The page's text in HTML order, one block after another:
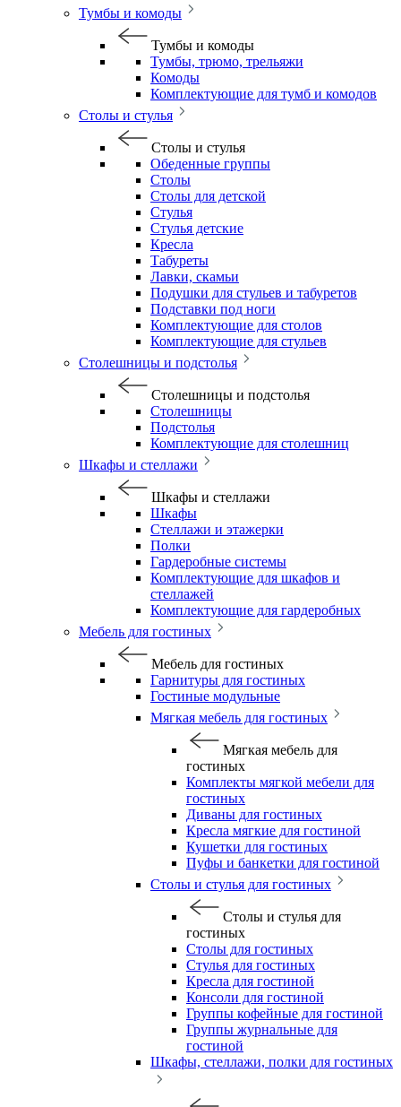
Тумбы и комоды
Тумбы и комоды
Тумбы, трюмо, трельяжи
Комоды
Комплектующие для тумб и комодов
Столы и стулья
Столы и стулья
Обеденные группы
Столы
Столы для детской
Стулья
Стулья детские
Кресла
Табуреты
Лавки, скамьи
Подушки для стульев и табуретов
Подставки под ноги
Комплектующие для столов
Комплектующие для стульев
Столешницы и подстолья
Столешницы и подстолья
Столешницы
Подстолья
Комплектующие для столешниц
Шкафы и стеллажи
Шкафы и стеллажи
Шкафы
Стеллажи и этажерки
Полки
Гардеробные системы
Комплектующие для шкафов и
стеллажей
Комплектующие для гардеробных
Мебель для гостиных
Мебель для гостиных
Гарнитуры для гостиных
Гостиные модульные
Мягкая мебель для гостиных
Мягкая мебель для
гостиных
Комплекты мягкой мебели для
гостиных
Диваны для гостиных
Кресла мягкие для гостиной
Кушетки для гостиных
Пуфы и банкетки для гостиной
Столы и стулья для гостиных
Столы и стулья для
гостиных
Столы для гостиных
Стулья для гостиных
Кресла для гостиной
Консоли для гостиной
Группы кофейные для гостиной
Группы журнальные для
гостиной
Шкафы, стеллажи, полки для гостиных